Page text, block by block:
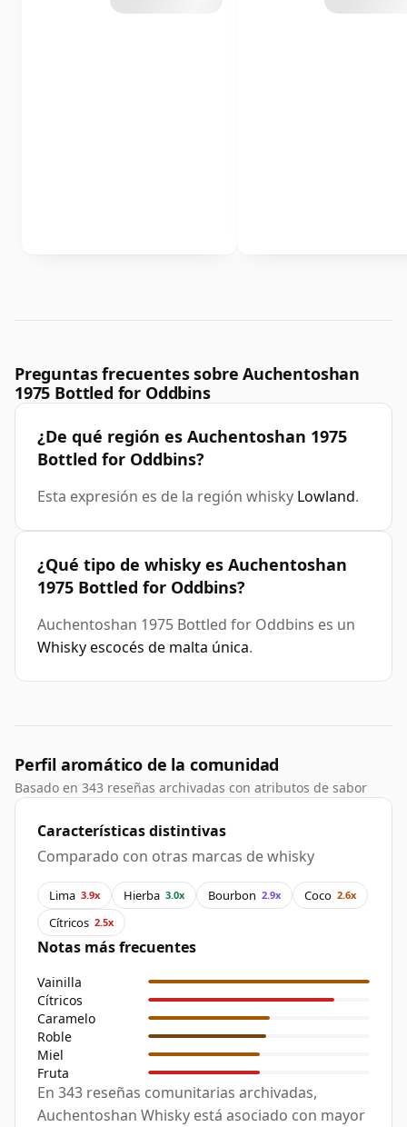
Preguntas frecuentes sobre Auchentoshan
1975 Bottled for Oddbins
¿De qué región es Auchentoshan 1975
Bottled for Oddbins?
Esta expresión es de la región whisky Lowland.
¿Qué tipo de whisky es Auchentoshan
1975 Bottled for Oddbins?
Auchentoshan 1975 Bottled for Oddbins es un
Whisky escocés de malta única.
Perfil aromático de la comunidad
Basado en 343 reseñas archivadas con atributos de sabor
Características distintivas
Comparado con otras marcas de whisky
Lima 3.9x Hierba 3.0x Bourbon 2.9x Coco 2.6x
Cítricos 2.5x
Notas más frecuentes
Vainilla
Cítricos
Caramelo
Roble
Miel
Fruta
En 343 reseñas comunitarias archivadas,
Auchentoshan Whisky está asociado con mayor